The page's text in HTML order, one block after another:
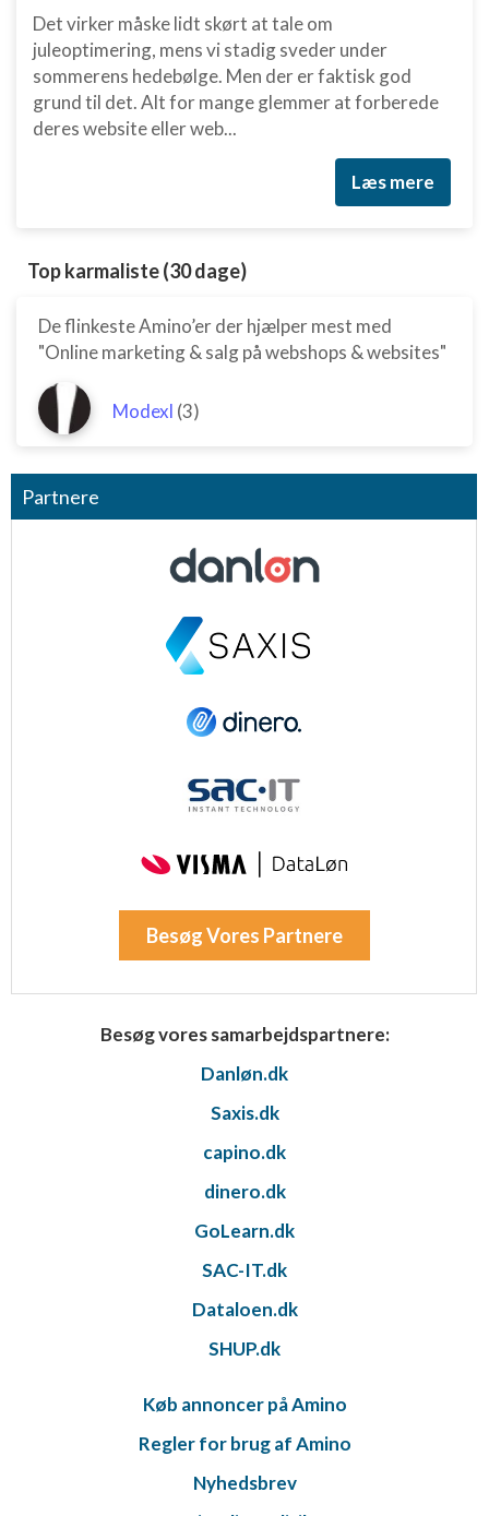
Det virker måske lidt skørt at tale om
juleoptimering, mens vi stadig sveder under
sommerens hedebølge. Men der er faktisk god
grund til det. Alt for mange glemmer at forberede
deres website eller web...
Læs mere
Top karmaliste (30 dage)
De flinkeste Amino’er der hjælper mest med
"Online marketing & salg på webshops & websites"
Modexl (3)
Partnere
Besøg Vores Partnere
Besøg vores samarbejdspartnere:
Danløn.dk
Saxis.dk
capino.dk
dinero.dk
GoLearn.dk
SAC-IT.dk
Dataloen.dk
SHUP.dk
Køb annoncer på Amino
Regler for brug af Amino
Nyhedsbrev